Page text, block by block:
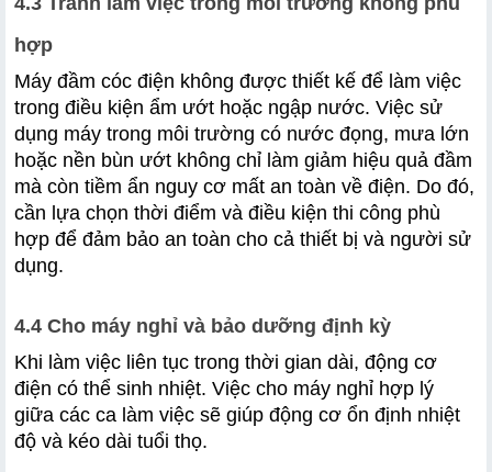
hợp
Máy đầm cóc điện không được thiết kế để làm việc
trong điều kiện ẩm ướt hoặc ngập nước. Việc sử
dụng máy trong môi trường có nước đọng, mưa lớn
hoặc nền bùn ướt không chỉ làm giảm hiệu quả đầm
mà còn tiềm ẩn nguy cơ mất an toàn về điện. Do đó,
cần lựa chọn thời điểm và điều kiện thi công phù
hợp để đảm bảo an toàn cho cả thiết bị và người sử
dụng.
4.4 Cho máy nghỉ và bảo dưỡng định kỳ
Khi làm việc liên tục trong thời gian dài, động cơ
điện có thể sinh nhiệt. Việc cho máy nghỉ hợp lý
giữa các ca làm việc sẽ giúp động cơ ổn định nhiệt
độ và kéo dài tuổi thọ.